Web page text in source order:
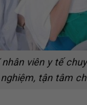
viên y tế
nghiệm, tận tâm